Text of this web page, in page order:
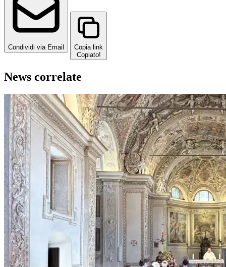
Condividi via Email
Copia link
Copiato!
News correlate